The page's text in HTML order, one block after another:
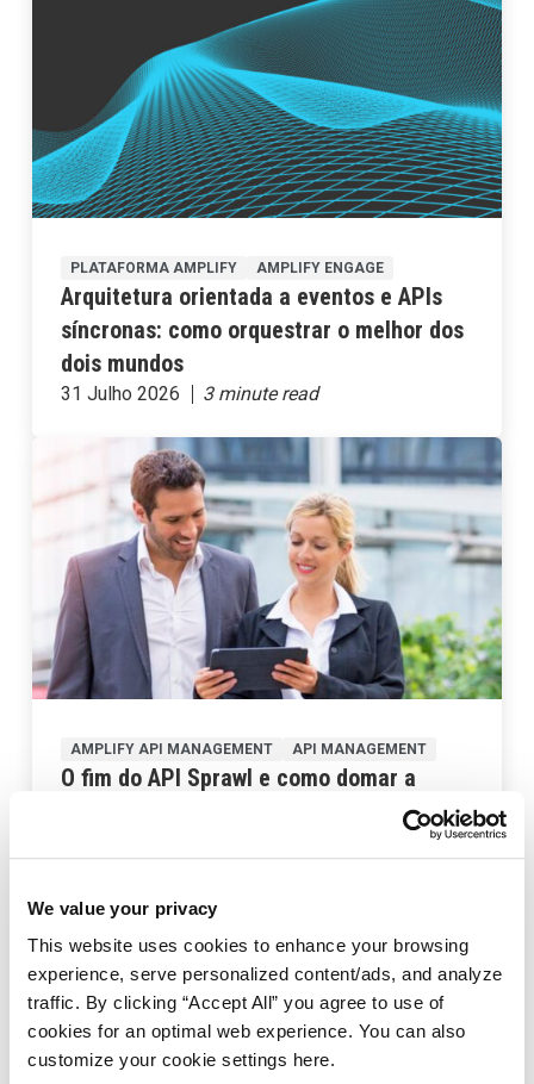
We value your privacy
This website uses cookies to enhance your browsing
experience, serve personalized content/ads, and analyze
traffic. By clicking “Accept All” you agree to use of
cookies for an optimal web experience. You can also
customize your cookie settings here.
PLATAFORMA AMPLIFY AMPLIFY ENGAGE
Arquitetura orientada a eventos e APIs
síncronas: como orquestrar o melhor dos
dois mundos
31 Julho 2026
AMPLIFY API MANAGEMENT API MANAGEMENT
O fim do API Sprawl e como domar a
complexidade no ecossistema multicloud